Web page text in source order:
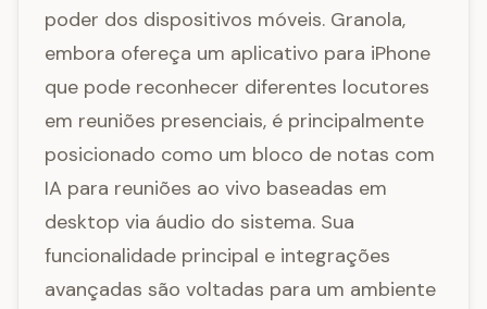
poder dos dispositivos móveis. Granola,
embora ofereça um aplicativo para iPhone
que pode reconhecer diferentes locutores
em reuniões presenciais, é principalmente
posicionado como um bloco de notas com
IA para reuniões ao vivo baseadas em
desktop via áudio do sistema. Sua
funcionalidade principal e integrações
avançadas são voltadas para um ambiente